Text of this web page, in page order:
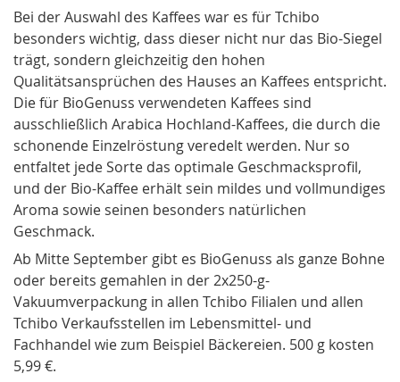
Bei der Auswahl des Kaffees war es für Tchibo
besonders wichtig, dass dieser nicht nur das Bio-Siegel
trägt, sondern gleichzeitig den hohen
Qualitätsansprüchen des Hauses an Kaffees entspricht.
Die für BioGenuss verwendeten Kaffees sind
ausschließlich Arabica Hochland-Kaffees, die durch die
schonende Einzelröstung veredelt werden. Nur so
entfaltet jede Sorte das optimale Geschmacksprofil,
und der Bio-Kaffee erhält sein mildes und vollmundiges
Aroma sowie seinen besonders natürlichen
Geschmack.
Ab Mitte September gibt es BioGenuss als ganze Bohne
oder bereits gemahlen in der 2x250-g-
Vakuumverpackung in allen Tchibo Filialen und allen
Tchibo Verkaufsstellen im Lebensmittel- und
Fachhandel wie zum Beispiel Bäckereien. 500 g kosten
5,99 €.